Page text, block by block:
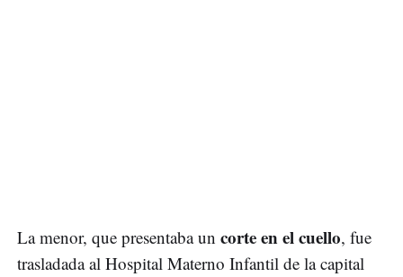
La menor, que presentaba un corte en el cuello, fue
trasladada al Hospital Materno Infantil de la capital